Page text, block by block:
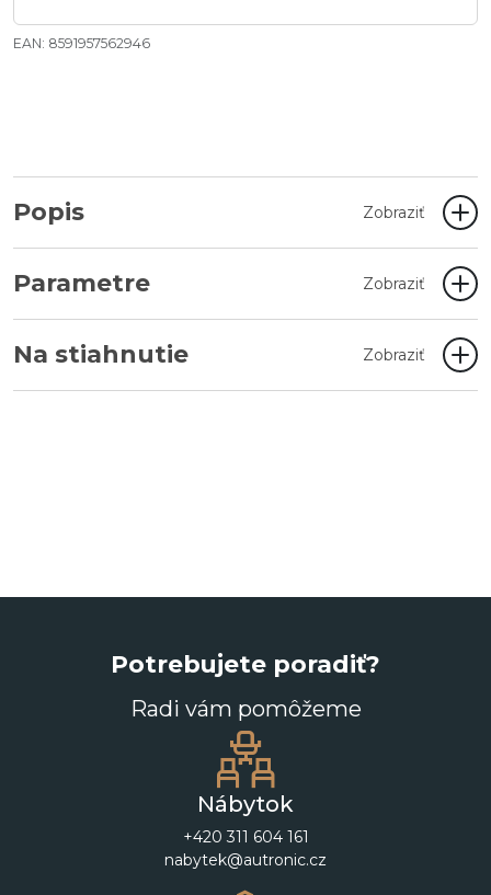
EAN: 8591957562946
Popis Zobraziť
Parametre Zobraziť
Na stiahnutie Zobraziť
Potrebujete poradiť?
Radi vám pomôžeme
Nábytok
+420 311 604 161
nabytek@autronic.cz